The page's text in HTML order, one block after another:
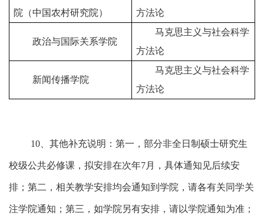
院（中国农村研究院）
方法论
政治与国际关系学院
马克思主义与社会科学
方法论
新闻传播学院
马克思主义与社会科学
方法论
10 、其他补充说明：第一，部分非全日制硕士研究生
校级公共必修课，拟安排在次年7月，具体通知见后续安
排；第二，相关教学安排均会通知到学院，请各有关同学关
注学院通知；第三，如学院另有安排，请以学院通知为准；